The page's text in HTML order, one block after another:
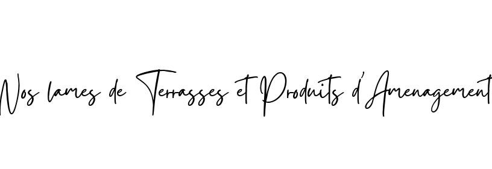
Nos lames de Terrasses et Produits d'Amenagement